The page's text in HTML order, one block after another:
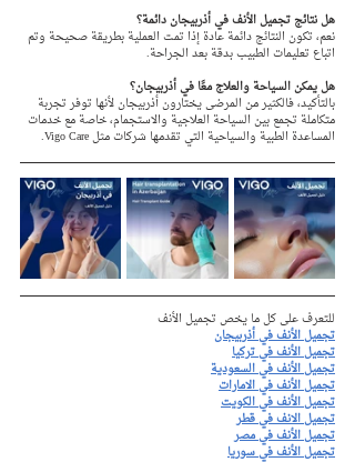
هل نتائج تجميل الأنف في أذربيجان دائمة؟
نعم، تكون النتائج دائمة عادة إذا تمت العملية بطريقة صحيحة وتم
اتباع تعليمات الطبيب بدقة بعد الجراحة.
هل يمكن السياحة والعلاج معًا في أذربيجان؟
بالتأكيد، فالكثير من المرضى يختارون أذربيجان لأنها توفر تجربة
متكاملة تجمع بين السياحة العلاجية والاستجمام، خاصة مع خدمات
المساعدة الطبية والسياحية التي تقدمها شركات مثل Vigo Care.
للتعرف على كل ما يخص تجميل الأنف
تجميل الأنف في أذربيجان
تجميل الأنف في تركيا
تجميل الأنف في السعودية
تجميل الأنف في الامارات
تجميل الأنف في الكويت
تجميل الانف في قطر
تجميل الأنف في مصر
تجميل الأنف في سوريا